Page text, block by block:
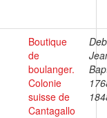
Boutique
de
boulanger.
Colonie
suisse de
Cantagallo